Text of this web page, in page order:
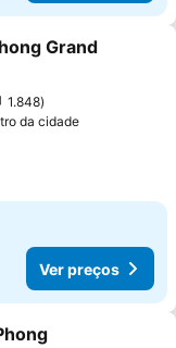
favoritos
Grand
1.848
da cidade
Ver preços